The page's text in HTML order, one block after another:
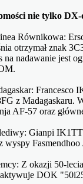
nie tylko DX-
Równikowa:
otrzymał znak
na nadawanie jest
Francesco
z Madagaskaru.
AF-57 oraz
Gianpi
wyspy
Z okazji 50-
DOK